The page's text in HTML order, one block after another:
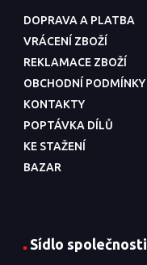
DOPRAVA A PLATBA
VRÁCENÍ ZBOŽÍ
REKLAMACE ZBOŽÍ
OBCHODNÍ PODMÍNKY
KONTAKTY
POPTÁVKA DÍLŮ
KE STAŽENÍ
BAZAR
Sídlo společnosti